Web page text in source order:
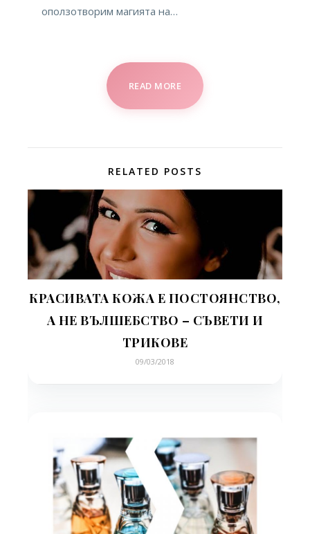
оползотворим магията на…
READ MORE
RELATED POSTS
КРАСИВАТА КОЖА Е ПОСТОЯНСТВО,
А НЕ ВЪЛШЕБСТВО – СЪВЕТИ И
ТРИКОВЕ
09/03/2018